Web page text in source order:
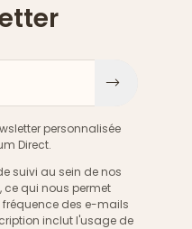
personnalisée
Direct.
suivi au sein de nos
ce qui nous permet
des e-mails
inclut l'usage de